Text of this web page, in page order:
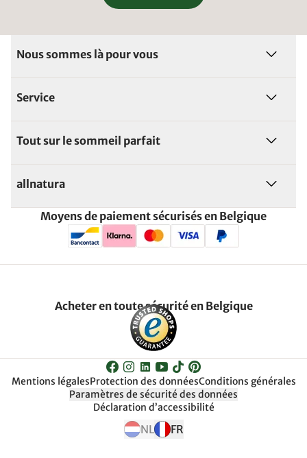
Nous sommes là pour vous
Service
Tout sur le sommeil parfait
allnatura
Moyens de paiement sécurisés en Belgique
Acheter en toute sécurité en Belgique
Mentions légalesProtection des donnéesConditions générales
Paramètres de sécurité des données
Déclaration d’accessibilité
NL FR